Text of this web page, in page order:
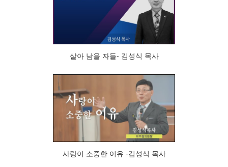
살아 남을 자들- 김성식 목사
74
사랑이 소중한 이유 -김성식 목사